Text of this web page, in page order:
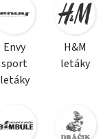
Envy
sport
letáky
H&M
letáky